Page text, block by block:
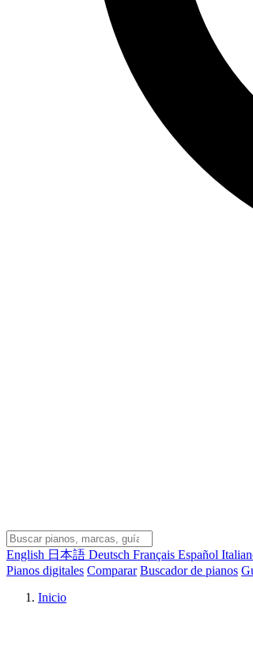
English 日本語 Deutsch Français Español
Pianos digitales Comparar Buscador de pianos
Inicio